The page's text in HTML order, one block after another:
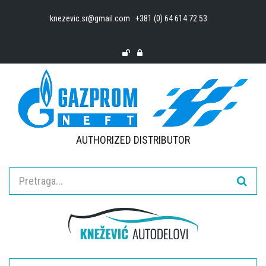
knezevic.sr@gmail.com +381 (0) 64 614 72 53
AUTHORIZED DISTRIBUTOR